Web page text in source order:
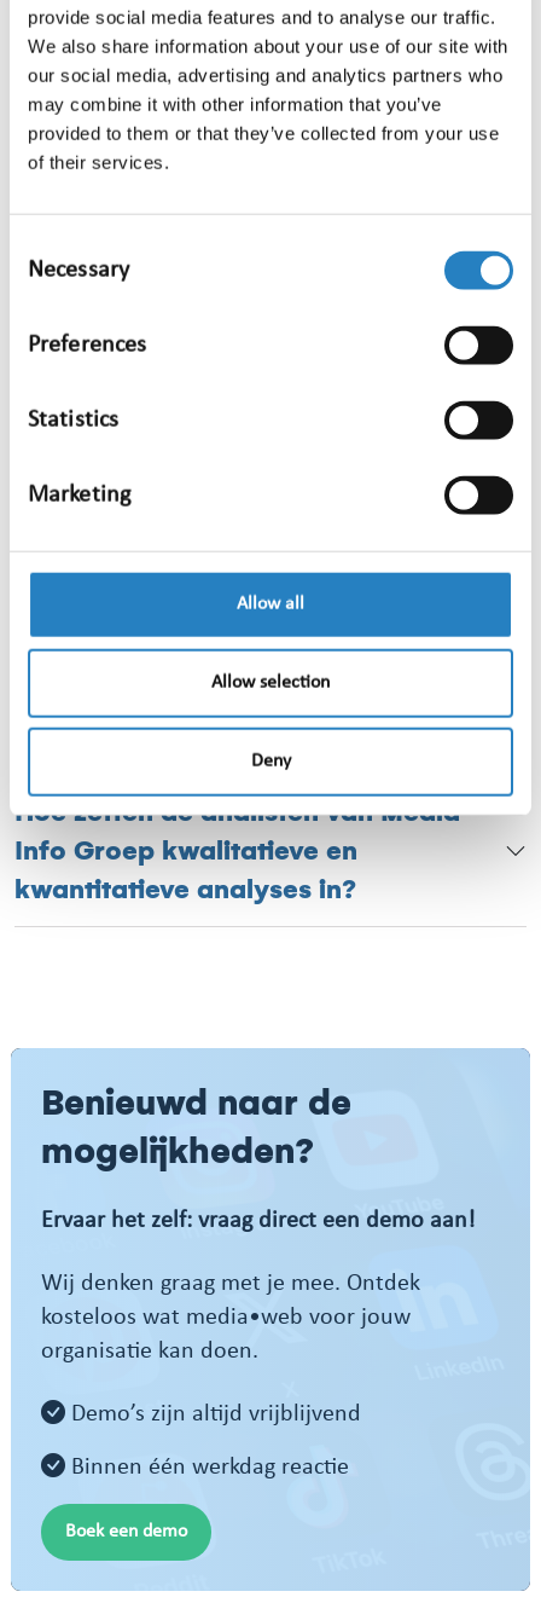
provide social media features and to analyse our traffic.
We also share information about your use of our site with
our social media, advertising and analytics partners who
may combine it with other information that you’ve
provided to them or that they’ve collected from your use
of their services.
Selection
Necessary
Preferences
Statistics
Marketing
Allow all
Allow selection
Deny
Welke onderdelen biedt Media Info
Groep op het gebied van media
intelligence?
Hoe start ik met media intelligence bij
Media Info Groep?
Wat is het verschil tussen
intelligence?
Hoe zet ik media intelligence in om
mijn communicatie- of
reputatiestrategie te verbeteren?
Hoe betrouwbaar en compleet zijn de
aandacht met media intelligence?
Hoe zetten de analisten van Media
Info Groep kwalitatieve en
kwantitatieve analyses in?
Benieuwd naar de
mogelijkheden?
Ervaar het zelf: vraag direct een demo aan!
Wij denken graag met je mee. Ontdek
kosteloos wat media•web voor jouw
organisatie kan doen.
Demo’s zijn altijd vrijblijvend
Binnen één werkdag reactie
Boek een demo